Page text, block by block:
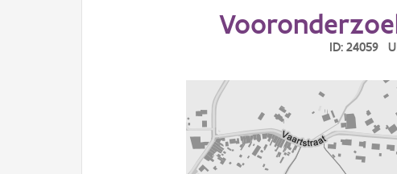
ID: 24059